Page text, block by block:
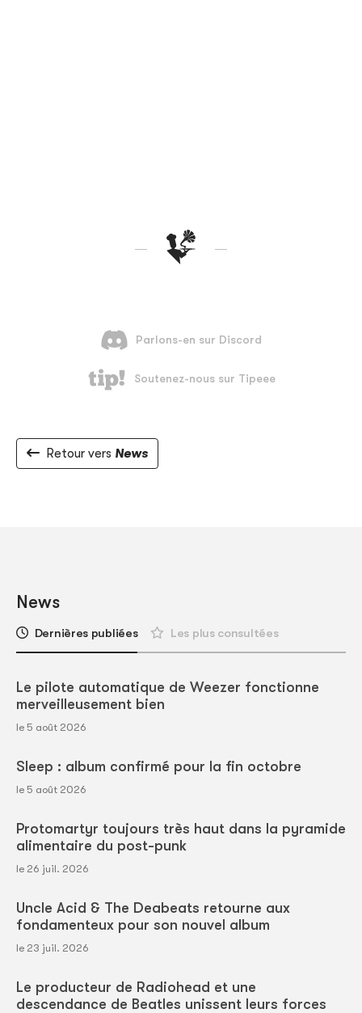
Retour vers News
News
Dernières publiées Les plus consultées
Le pilote automatique de Weezer fonctionne
merveilleusement bien
le 5 août 2026
Sleep : album confirmé pour la fin octobre
le 5 août 2026
Protomartyr toujours très haut dans la pyramide
alimentaire du post-punk
le 26 juil. 2026
Uncle Acid & The Deabeats retourne aux
fondamenteux pour son nouvel album
le 23 juil. 2026
Le producteur de Radiohead et une
descendance de Beatles unissent leurs forces